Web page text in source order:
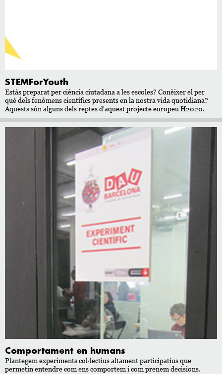
STEMForYouth
Estàs preparat per ciència ciutadana a les escoles? Conèixer el per
què dels fenòmens científics presents en la nostra vida quotidiana?
Aquests són alguns dels reptes d'aquest projecte europeu H2020.
Comportament en humans
Plantegem experiments col·lectius altament participatius que
permetin entendre com ens comportem i com prenem decisions.